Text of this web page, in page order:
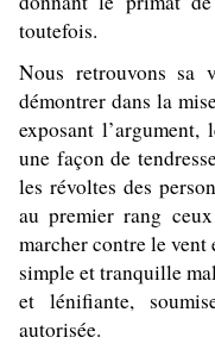
toutefois.
Nous retrouvons sa
démontrer dans la
exposant
une façon de
les révoltes des
au premier rang
marcher contre le vent
simple et tranquille
et lénifiante,
autorisée.